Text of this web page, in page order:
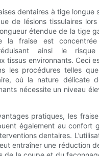
dentaires à tige longue
de lésions tissulaires
étendue de la tige
la fraise est
ainsi le
tissus environnants. Ceci
les procédures telles
où la nature délicate
nécessite un niveau
pratiques, les
également au confort
dentaires.
entraîner une réduction